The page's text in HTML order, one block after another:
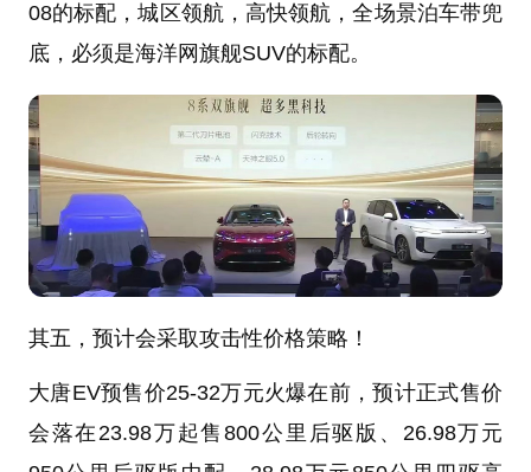
08的标配，城区领航，高快领航，全场景泊车带兜
底，必须是海洋网旗舰SUV的标配。
其五，预计会采取攻击性价格策略！
大唐EV预售价25-32万元火爆在前，预计正式售价
会落在23.98万起售800公里后驱版、26.98万元